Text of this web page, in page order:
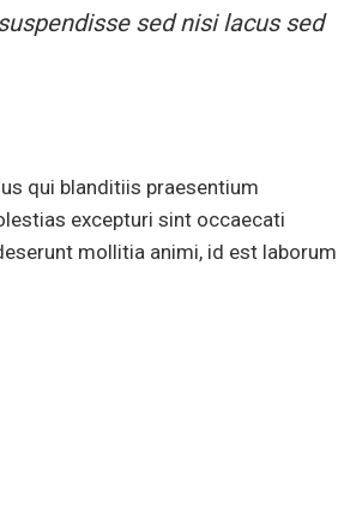
sed nisi lacus sed
qui blanditiis praesentium
excepturi sint occaecati
mollitia animi, id est laborum